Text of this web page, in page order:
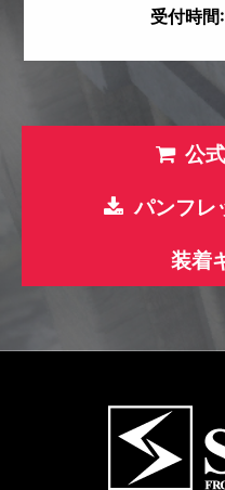
受付時
公
パンフレ
装着